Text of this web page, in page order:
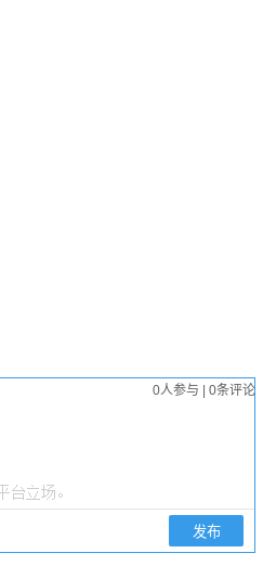
0人参与 0条评论